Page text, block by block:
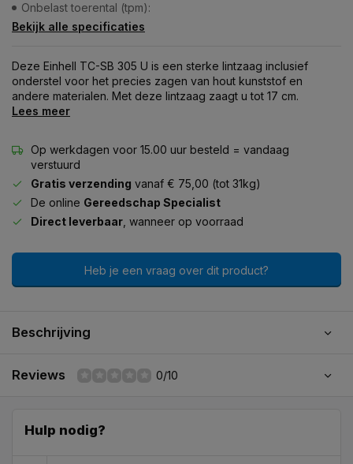
Onbelast toerental (tpm):
Bekijk alle specificaties
Deze Einhell TC-SB 305 U is een sterke lintzaag inclusief
onderstel voor het precies zagen van hout kunststof en
andere materialen. Met deze lintzaag zaagt u tot 17 cm.
Lees meer
Op werkdagen voor 15.00 uur besteld = vandaag
verstuurd
Gratis verzending vanaf € 75,00 (tot 31kg)
De online Gereedschap Specialist
Direct leverbaar , wanneer op voorraad
Heb je een vraag over dit product?
Beschrijving
Reviews 0/10
Hulp nodig?